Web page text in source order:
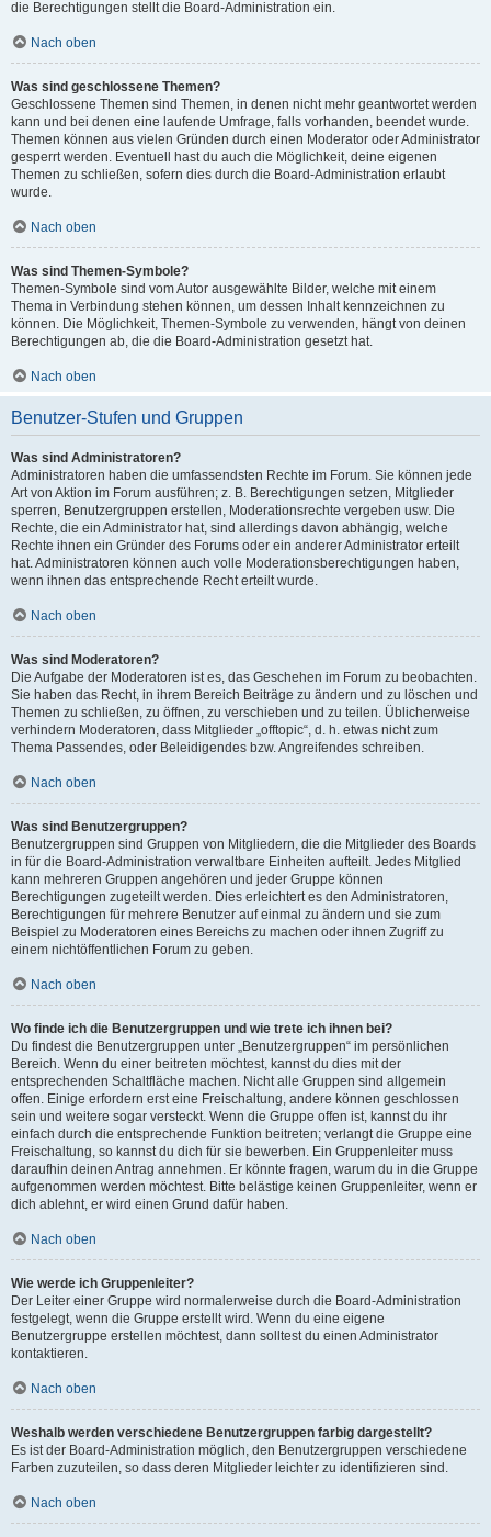
die Berechtigungen stellt die Board-Administration ein.
Nach oben
Was sind geschlossene Themen?
Geschlossene Themen sind Themen, in denen nicht mehr geantwortet werden
kann und bei denen eine laufende Umfrage, falls vorhanden, beendet wurde.
Themen können aus vielen Gründen durch einen Moderator oder Administrator
gesperrt werden. Eventuell hast du auch die Möglichkeit, deine eigenen
Themen zu schließen, sofern dies durch die Board-Administration erlaubt
wurde.
Nach oben
Was sind Themen-Symbole?
Themen-Symbole sind vom Autor ausgewählte Bilder, welche mit einem
Thema in Verbindung stehen können, um dessen Inhalt kennzeichnen zu
können. Die Möglichkeit, Themen-Symbole zu verwenden, hängt von deinen
Berechtigungen ab, die die Board-Administration gesetzt hat.
Nach oben
Benutzer-Stufen und Gruppen
Was sind Administratoren?
Administratoren haben die umfassendsten Rechte im Forum. Sie können jede
Art von Aktion im Forum ausführen; z. B. Berechtigungen setzen, Mitglieder
sperren, Benutzergruppen erstellen, Moderationsrechte vergeben usw. Die
Rechte, die ein Administrator hat, sind allerdings davon abhängig, welche
Rechte ihnen ein Gründer des Forums oder ein anderer Administrator erteilt
hat. Administratoren können auch volle Moderationsberechtigungen haben,
wenn ihnen das entsprechende Recht erteilt wurde.
Nach oben
Was sind Moderatoren?
Die Aufgabe der Moderatoren ist es, das Geschehen im Forum zu beobachten.
Sie haben das Recht, in ihrem Bereich Beiträge zu ändern und zu löschen und
Themen zu schließen, zu öffnen, zu verschieben und zu teilen. Üblicherweise
verhindern Moderatoren, dass Mitglieder „offtopic“, d. h. etwas nicht zum
Thema Passendes, oder Beleidigendes bzw. Angreifendes schreiben.
Nach oben
Was sind Benutzergruppen?
Benutzergruppen sind Gruppen von Mitgliedern, die die Mitglieder des Boards
in für die Board-Administration verwaltbare Einheiten aufteilt. Jedes Mitglied
kann mehreren Gruppen angehören und jeder Gruppe können
Berechtigungen zugeteilt werden. Dies erleichtert es den Administratoren,
Berechtigungen für mehrere Benutzer auf einmal zu ändern und sie zum
Beispiel zu Moderatoren eines Bereichs zu machen oder ihnen Zugriff zu
einem nichtöffentlichen Forum zu geben.
Nach oben
Wo finde ich die Benutzergruppen und wie trete ich ihnen bei?
Du findest die Benutzergruppen unter „Benutzergruppen“ im persönlichen
Bereich. Wenn du einer beitreten möchtest, kannst du dies mit der
entsprechenden Schaltfläche machen. Nicht alle Gruppen sind allgemein
offen. Einige erfordern erst eine Freischaltung, andere können geschlossen
sein und weitere sogar versteckt. Wenn die Gruppe offen ist, kannst du ihr
einfach durch die entsprechende Funktion beitreten; verlangt die Gruppe eine
Freischaltung, so kannst du dich für sie bewerben. Ein Gruppenleiter muss
daraufhin deinen Antrag annehmen. Er könnte fragen, warum du in die Gruppe
aufgenommen werden möchtest. Bitte belästige keinen Gruppenleiter, wenn er
dich ablehnt, er wird einen Grund dafür haben.
Nach oben
Wie werde ich Gruppenleiter?
Der Leiter einer Gruppe wird normalerweise durch die Board-Administration
festgelegt, wenn die Gruppe erstellt wird. Wenn du eine eigene
Benutzergruppe erstellen möchtest, dann solltest du einen Administrator
kontaktieren.
Nach oben
Weshalb werden verschiedene Benutzergruppen farbig dargestellt?
Es ist der Board-Administration möglich, den Benutzergruppen verschiedene
Farben zuzuteilen, so dass deren Mitglieder leichter zu identifizieren sind.
Nach oben